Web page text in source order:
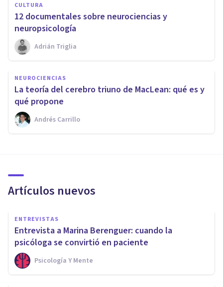
CULTURA
​12 documentales sobre neurociencias y
neuropsicología
Adrián Triglia
NEUROCIENCIAS
La teoría del cerebro triuno de MacLean: qué es y
qué propone
Andrés Carrillo
Artículos nuevos
ENTREVISTAS
Entrevista a Marina Berenguer: cuando la
psicóloga se convirtió en paciente
Psicología Y Mente